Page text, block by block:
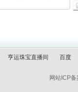
亨运珠宝直播间 百度
网站ICP备